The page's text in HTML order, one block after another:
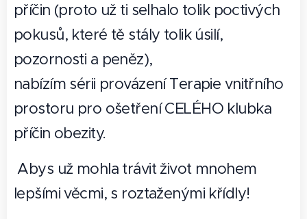
příčin (proto už ti selhalo tolik poctivých
pokusů, které tě stály tolik úsilí,
pozornosti a peněz),
nabízím sérii provázení Terapie vnitřního
prostoru pro ošetření CELÉHO klubka
příčin obezity.
Abys už mohla trávit život mnohem
lepšími věcmi, s roztaženými křídly!